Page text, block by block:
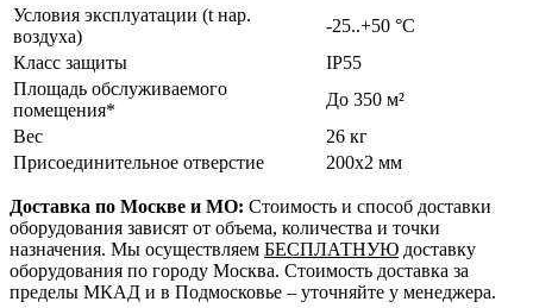
Условия эксплуатации (t нар.
воздуха)
-25..+50 °C
Класс защиты
IP55
Площадь обслуживаемого
помещения*
До 350 м²
Вес
26 кг
Присоединительное отверстие
200х2 мм
Доставка по Москве и МО: Стоимость и способ доставки
оборудования зависят от объема, количества и точки
назначения. Мы осуществляем БЕСПЛАТНУЮ доставку
оборудования по городу Москва. Стоимость доставка за
пределы МКАД и в Подмосковье – уточняйте у менеджера.